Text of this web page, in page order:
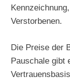
Verstorbenen.
Die Preise der
Pauschale gibt